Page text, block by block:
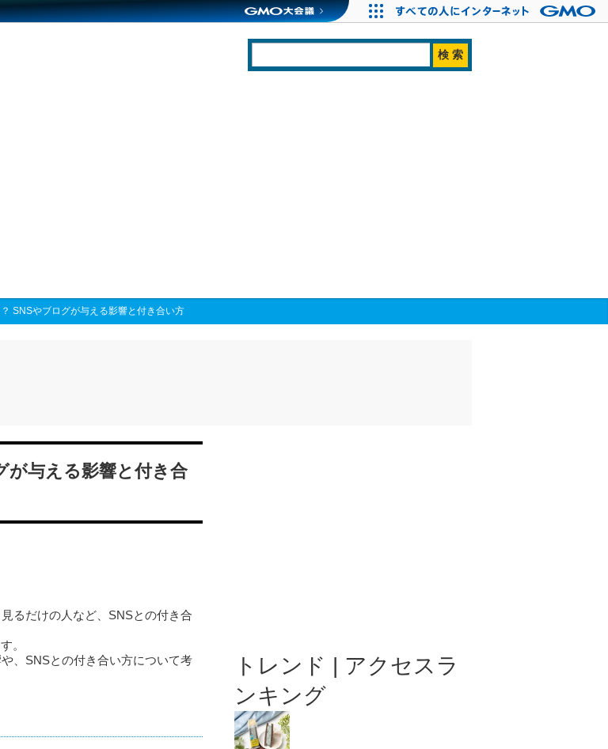
SNSやブログが与える影響と付き合い方
が与える影響と付き合
るだけの人など、SNSとの付き合
。
、SNSとの付き合い方について考
トレンド | アクセスラ
ンキング